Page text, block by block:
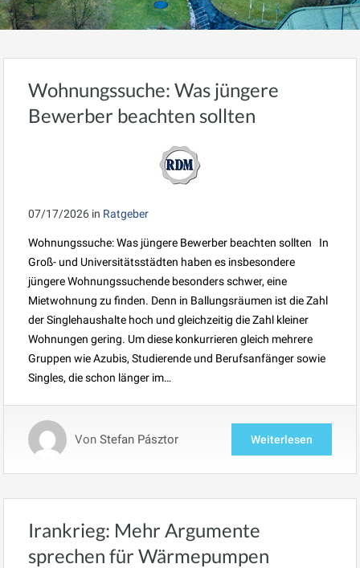
Wohnungssuche: Was jüngere
Bewerber beachten sollten
07/17/2026 in Ratgeber
Wohnungssuche: Was jüngere Bewerber beachten sollten In
Groß- und Universitätsstädten haben es insbesondere
jüngere Wohnungssuchende besonders schwer, eine
Mietwohnung zu finden. Denn in Ballungsräumen ist die Zahl
der Singlehaushalte hoch und gleichzeitig die Zahl kleiner
Wohnungen gering. Um diese konkurrieren gleich mehrere
Gruppen wie Azubis, Studierende und Berufsanfänger sowie
Singles, die schon länger im…
Von Stefan Pásztor Weiterlesen
Irankrieg: Mehr Argumente
sprechen für Wärmepumpen